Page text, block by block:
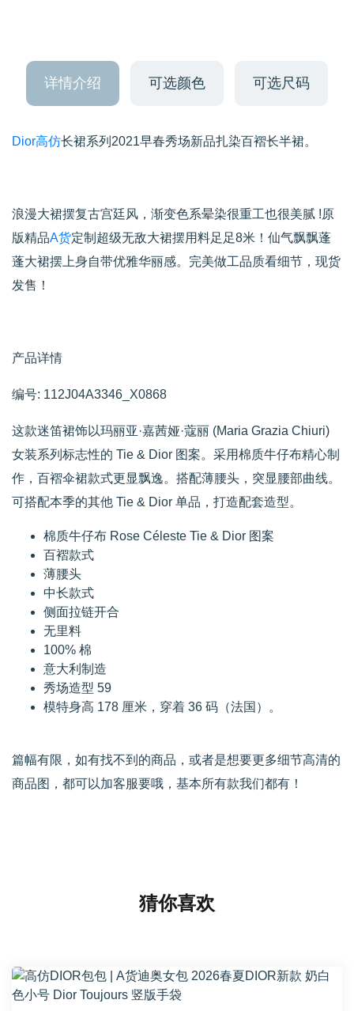
详情介绍 可选颜色 可选尺码
Dior高仿长裙系列2021早春秀场新品扎染百褶长半裙。
浪漫大裙摆复古宫廷风，渐变色系晕染很重工也很美腻 !原
版精品A货定制超级无敌大裙摆用料足足8米！仙气飘飘蓬
蓬大裙摆上身自带优雅华丽感。完美做工品质看细节，现货
发售！
产品详情
编号: 112J04A3346_X0868
这款迷笛裙饰以玛丽亚·嘉茜娅·蔻丽 (Maria Grazia Chiuri)
女装系列标志性的 Tie & Dior 图案。采用棉质牛仔布精心制
作，百褶伞裙款式更显飘逸。搭配薄腰头，突显腰部曲线。
可搭配本季的其他 Tie & Dior 单品，打造配套造型。
棉质牛仔布 Rose Céleste Tie & Dior 图案
百褶款式
薄腰头
中长款式
侧面拉链开合
无里料
100% 棉
意大利制造
秀场造型 59
模特身高 178 厘米，穿着 36 码（法国）。
篇幅有限，如有找不到的商品，或者是想要更多细节高清的
商品图，都可以加客服要哦，基本所有款我们都有！
猜你喜欢